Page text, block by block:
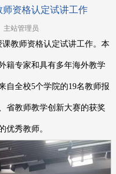
师资格认定试讲工作
主站管理员
教师资格认定试讲工作。本
籍专家和具有多年海外教学
自全校5个学院的19名教师报
省教师教学创新大赛的获奖
优秀教师。